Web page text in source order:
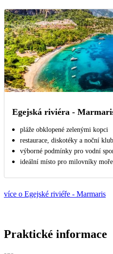
Egejská riviéra -
pláže obklopené zelenými kopci
restaurace, diskotéky a noční
výborné podmínky pro vodní
ideální místo pro milovníky
více o Egejské riviéře - Marmaris
Praktické informace